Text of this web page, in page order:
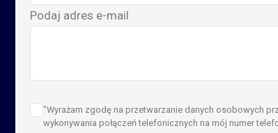
Podaj adres e-mail
"Wyrażam zgodę na przetwarzanie danych osobowych
wykonywania połączeń telefonicznych na mój numer